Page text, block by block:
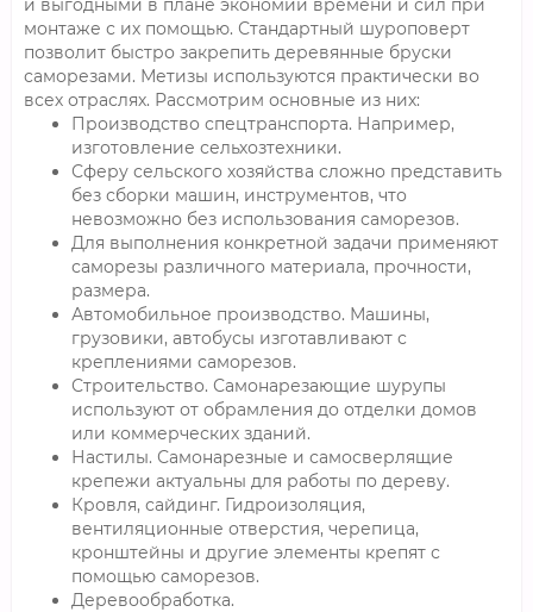
и выгодными в плане экономии времени и сил при
монтаже с их помощью. Стандартный шуроповерт
позволит быстро закрепить деревянные бруски
саморезами. Метизы используются практически во
всех отраслях. Рассмотрим основные из них:
Производство спецтранспорта. Например,
изготовление сельхозтехники.
Сферу сельского хозяйства сложно представить
без сборки машин, инструментов, что
невозможно без использования саморезов.
Для выполнения конкретной задачи применяют
саморезы различного материала, прочности,
размера.
Автомобильное производство. Машины,
грузовики, автобусы изготавливают с
креплениями саморезов.
Строительство. Самонарезающие шурупы
используют от обрамления до отделки домов
или коммерческих зданий.
Настилы. Самонарезные и самосверлящие
крепежи актуальны для работы по дереву.
Кровля, сайдинг. Гидроизоляция,
вентиляционные отверстия, черепица,
кронштейны и другие элементы крепят с
помощью саморезов.
Деревообработка.